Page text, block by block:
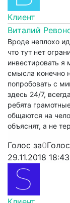
Клиент
Виталий
Вроде неплохо
что тут нет
инвестировать
смысла конечно
попробовать с
здесь 24/7,
ребята
общаются на
объяснят, а не
Голос за0
29.11.2018 18:43